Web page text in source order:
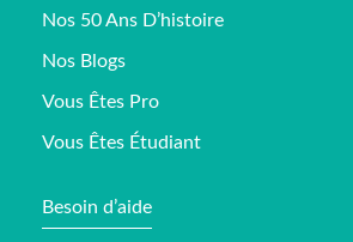
Nos 50 Ans D’histoire
Nos Blogs
Vous Êtes Pro
Vous Êtes Étudiant
Besoin d’aide